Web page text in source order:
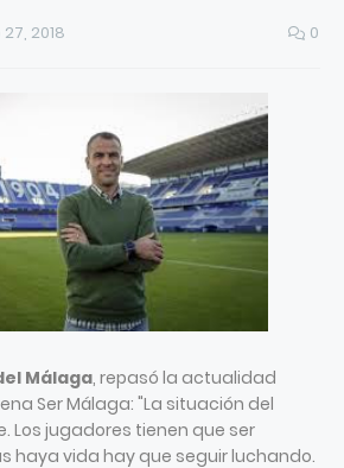
2018 0
Málaga, repasó la actualidad
Ser Málaga: "La situación del
Los jugadores tienen que ser
haya vida hay que seguir luchando.